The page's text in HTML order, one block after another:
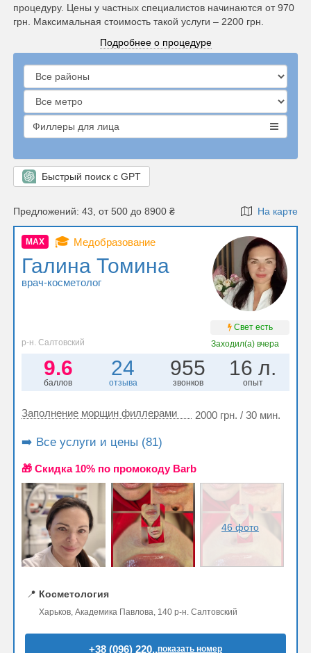
процедуру. Цены у частных специалистов начинаются от 970
грн. Максимальная стоимость такой услуги – 2200 грн.
Подробнее о процедуре
Филлеры для лица
Быстрый поиск с GPT
Предложений: 43, от 500 до 8900 ₴ На карте
MAX 🎓 Медобразование
Галина Томина
врач-косметолог
Свет есть
р-н. Салтовский
Заходил(а) вчера
9.6
баллов
24
отзыва
955
звонков
16 л.
опыт
Заполнение морщин филлерами 2000 грн. / 30 мин.
➡️ Все услуги и цены (81)
🎁 Cкидка 10% по промокоду Barb
46 фото
📍 Косметология
Харьков, Академика Павлова, 140 р-н. Салтовский
+38 (096) 220..показать номер